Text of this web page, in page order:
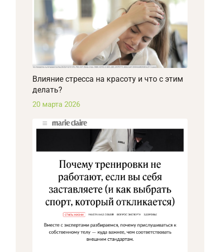
Влияние стресса на красоту и что с этим
делать?
20 марта 2026